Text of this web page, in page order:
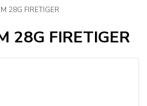
28G FIRETIGER
28G FIRETIGER